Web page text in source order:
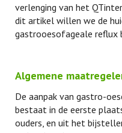
verlenging van het
dit artikel willen we de
gastrooesofageale reflux
Algemene
De aanpak van gastro-
bestaat in de eerste
ouders, en uit het